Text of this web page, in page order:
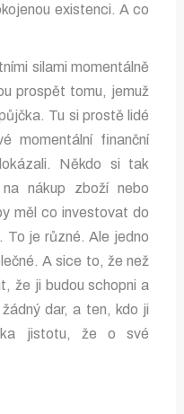
existenci. A co
silami momentálně
prospět tomu, jemuž
Tu si prostě lidé
momentální finanční
Někdo si tak
nákup zboží nebo
měl co investovat do
To je různé. Ale jedno
A sice to, že než
že ji budou schopni a
dar, a ten, kdo ji
jistotu, že o své